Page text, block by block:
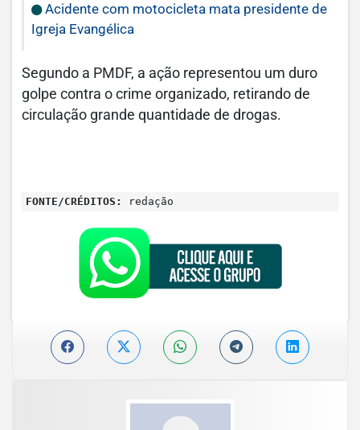
Acidente com motocicleta mata presidente de
Igreja Evangélica
Segundo a PMDF, a ação representou um duro
golpe contra o crime organizado, retirando de
circulação grande quantidade de drogas.
FONTE/CRÉDITOS: redação